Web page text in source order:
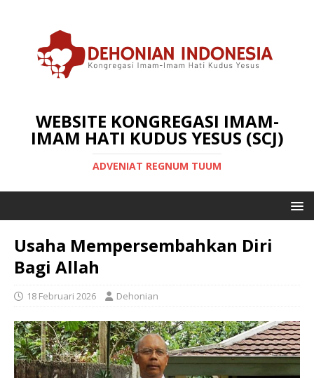
WEBSITE KONGREGASI IMAM-
IMAM HATI KUDUS YESUS (SCJ)
ADVENIAT REGNUM TUUM
Usaha Mempersembahkan Diri
Bagi Allah
18 Februari 2026 Dehonian